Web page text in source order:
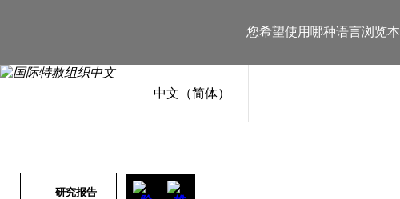
您希望使用哪种语言浏览
中文（简体）
研究报告